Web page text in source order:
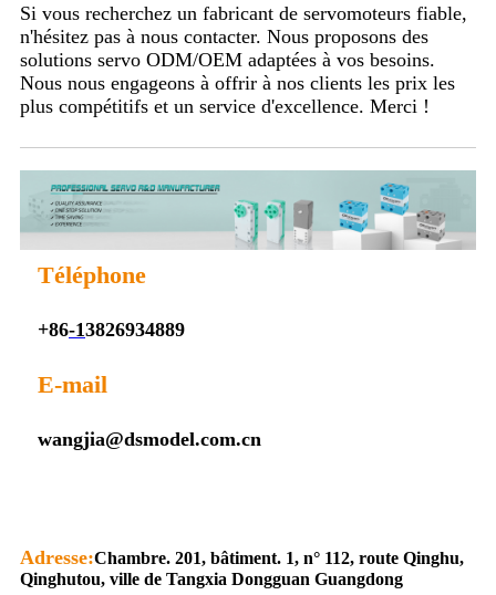
Si vous recherchez un fabricant de servomoteurs fiable,
n'hésitez pas à nous contacter. Nous proposons des
solutions servo ODM/OEM adaptées à vos besoins.
Nous nous engageons à offrir à nos clients les prix les
plus compétitifs et un service d'excellence. Merci !
Téléphone
+86-13826934889
E-mail
wangjia@dsmodel.com.cn
Adresse:Chambre. 201, bâtiment. 1, n° 112, route Qinghu,
Qinghutou, ville de Tangxia Dongguan Guangdong